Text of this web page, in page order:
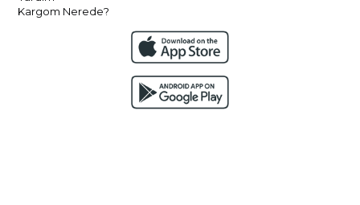
Kargom Nerede?